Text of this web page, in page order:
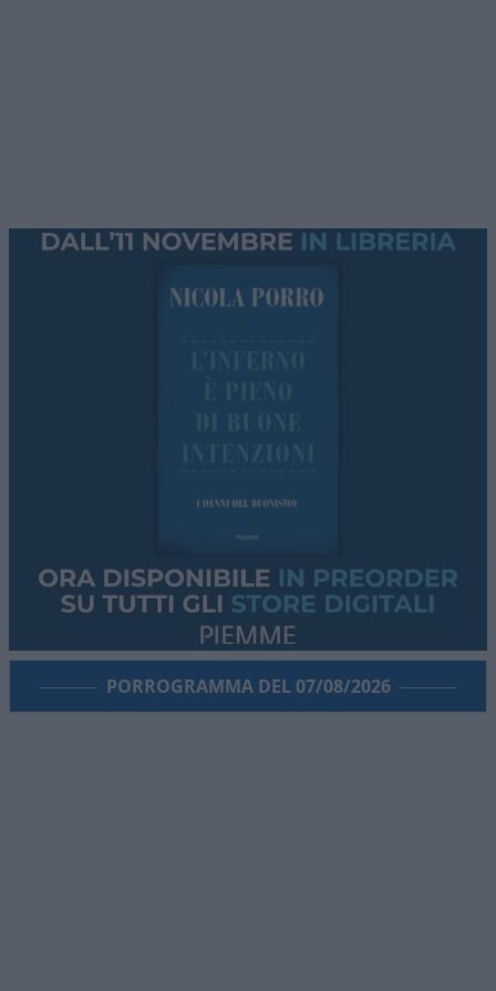
PORROGRAMMA DEL 07/08/2026